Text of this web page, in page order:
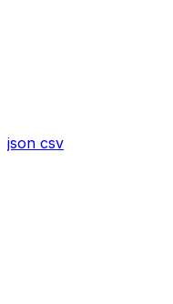
json csv